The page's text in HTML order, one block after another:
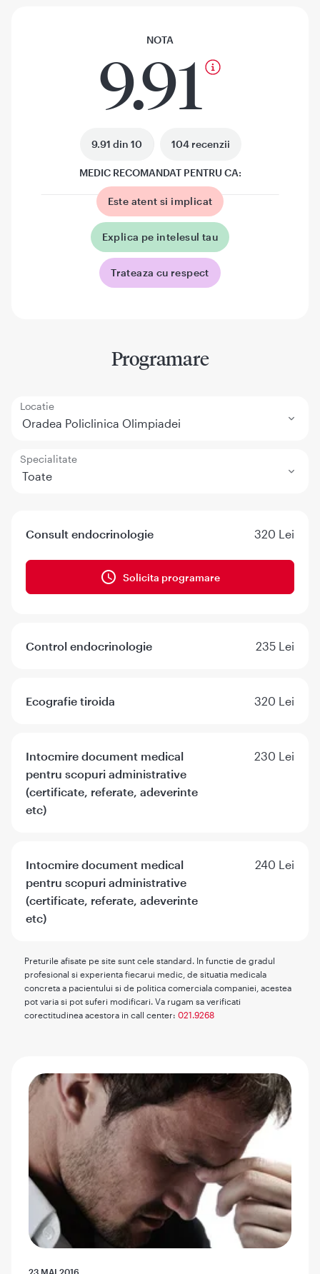
NOTA
9.91
9.91 din 10 104 recenzii
MEDIC RECOMANDAT PENTRU CA:
Este atent si implicat
Explica pe intelesul tau
Trateaza cu respect
Programare
Locatie
Oradea Policlinica Olimpiadei
Specialitate
Toate
Consult endocrinologie 320 Lei
Solicita programare
Control endocrinologie 235 Lei
Ecografie tiroida 320 Lei
Intocmire document medical
pentru scopuri administrative
(certificate, referate, adeverinte
etc)
230 Lei
Intocmire document medical
pentru scopuri administrative
(certificate, referate, adeverinte
etc)
240 Lei
Preturile afisate pe site sunt cele standard. In functie de gradul
profesional si experienta fiecarui medic, de situatia medicala
concreta a pacientului si de politica comerciala companiei, acestea
pot varia si pot suferi modificari. Va rugam sa verificati
corectitudinea acestora in call center: 021.9268
23 MAI 2016